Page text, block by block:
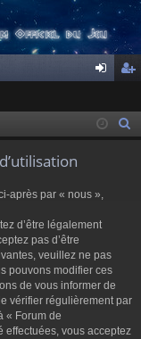
ne cri
après par « nous »,
d’être légalement
pas d’être
veuillez ne pas
pouvons modifier ces
de vous informer de
vérifier régulièrement par
« Forum de
effectuées, vous acceptez